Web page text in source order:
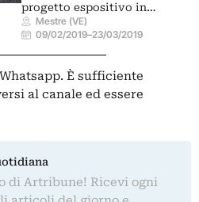
progetto espositivo in…
Mestre (VE)
09/02/2019–23/03/2019
È sufficiente
al canale ed essere
di Artribune! Ricevi ogni